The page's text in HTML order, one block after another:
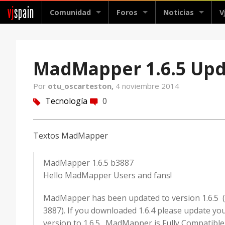
vjspain Comunidad Foros Noticias
MadMapper 1.6.5
Por otu_oscarteston, 4 noviembre 2014
tag Tecnología comment 0
Textos MadMapper
MadMapper 1.6.5 b3887
Hello MadMapper Users and fans!
MadMapper has been updated to version 1.6.5
3887). If you downloaded 1.6.4 please update